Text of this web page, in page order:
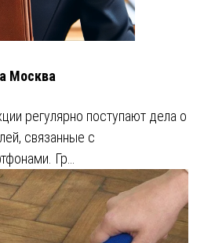
Москва
регулярно поступают дела о
связанные с
Гр…